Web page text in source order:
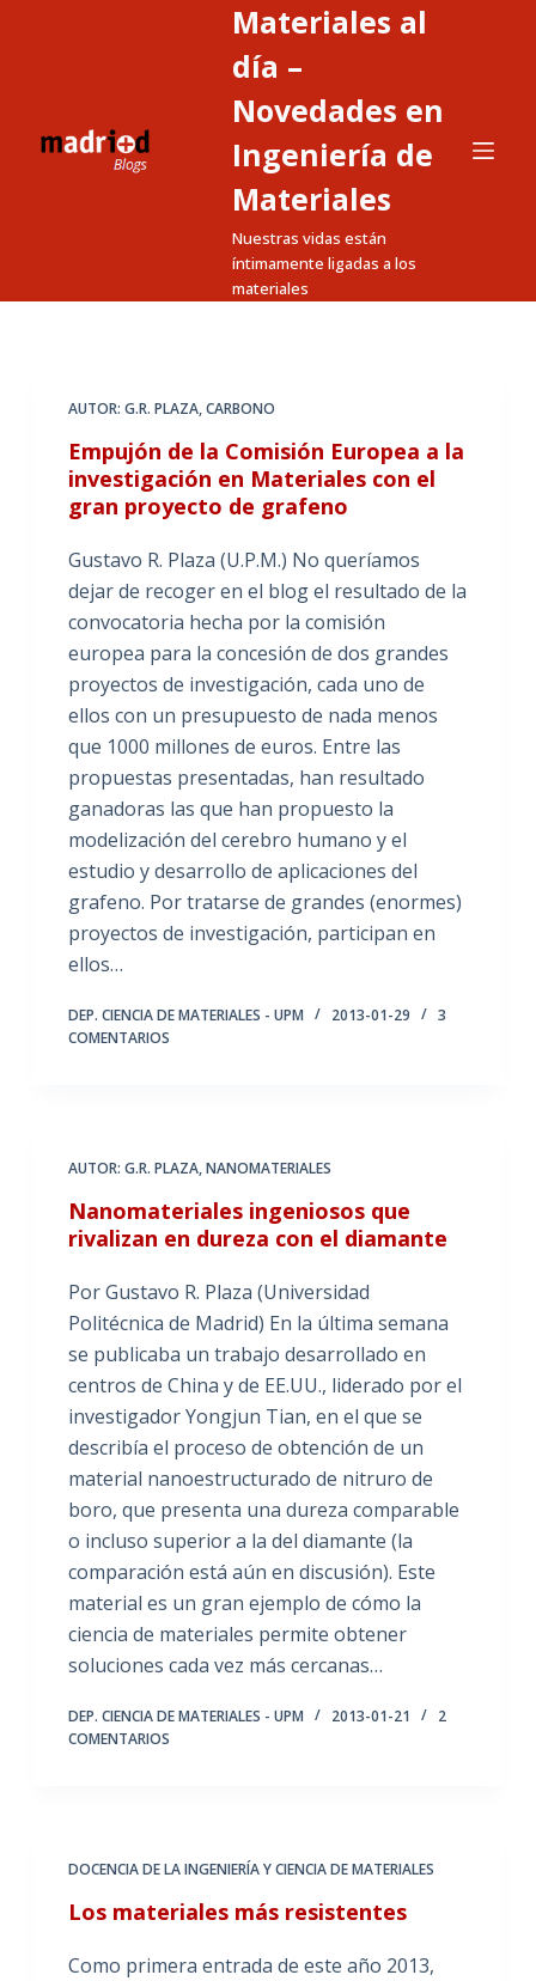
o
Materiales al
día –
Novedades en
Ingeniería de
Materiales
Nuestras vidas están
íntimamente ligadas a los
materiales
AUTOR: G.R. PLAZA,CARBONO
Empujón de la Comisión Europea a la
investigación en Materiales con el
gran proyecto de grafeno
Gustavo R. Plaza (U.P.M.) No queríamos
dejar de recoger en el blog el resultado de la
convocatoria hecha por la comisión
europea para la concesión de dos grandes
proyectos de investigación, cada uno de
ellos con un presupuesto de nada menos
que 1000 millones de euros. Entre las
propuestas presentadas, han resultado
ganadoras las que han propuesto la
modelización del cerebro humano y el
estudio y desarrollo de aplicaciones del
grafeno. Por tratarse de grandes (enormes)
proyectos de investigación, participan en
ellos…
DEP. CIENCIA DE MATERIALES - UPM 2013-01-29
3
COMENTARIOS
AUTOR: G.R. PLAZA,NANOMATERIALES
Nanomateriales ingeniosos que
rivalizan en dureza con el diamante
Por Gustavo R. Plaza (Universidad
Politécnica de Madrid) En la última semana
se publicaba un trabajo desarrollado en
centros de China y de EE.UU., liderado por el
investigador Yongjun Tian, en el que se
describía el proceso de obtención de un
material nanoestructurado de nitruro de
boro, que presenta una dureza comparable
o incluso superior a la del diamante (la
comparación está aún en discusión). Este
material es un gran ejemplo de cómo la
ciencia de materiales permite obtener
soluciones cada vez más cercanas…
DEP. CIENCIA DE MATERIALES - UPM 2013-01-21
2
COMENTARIOS
DOCENCIA DE LA INGENIERÍA Y CIENCIA DE MATERIALES
Los materiales más resistentes
Como primera entrada de este año 2013,